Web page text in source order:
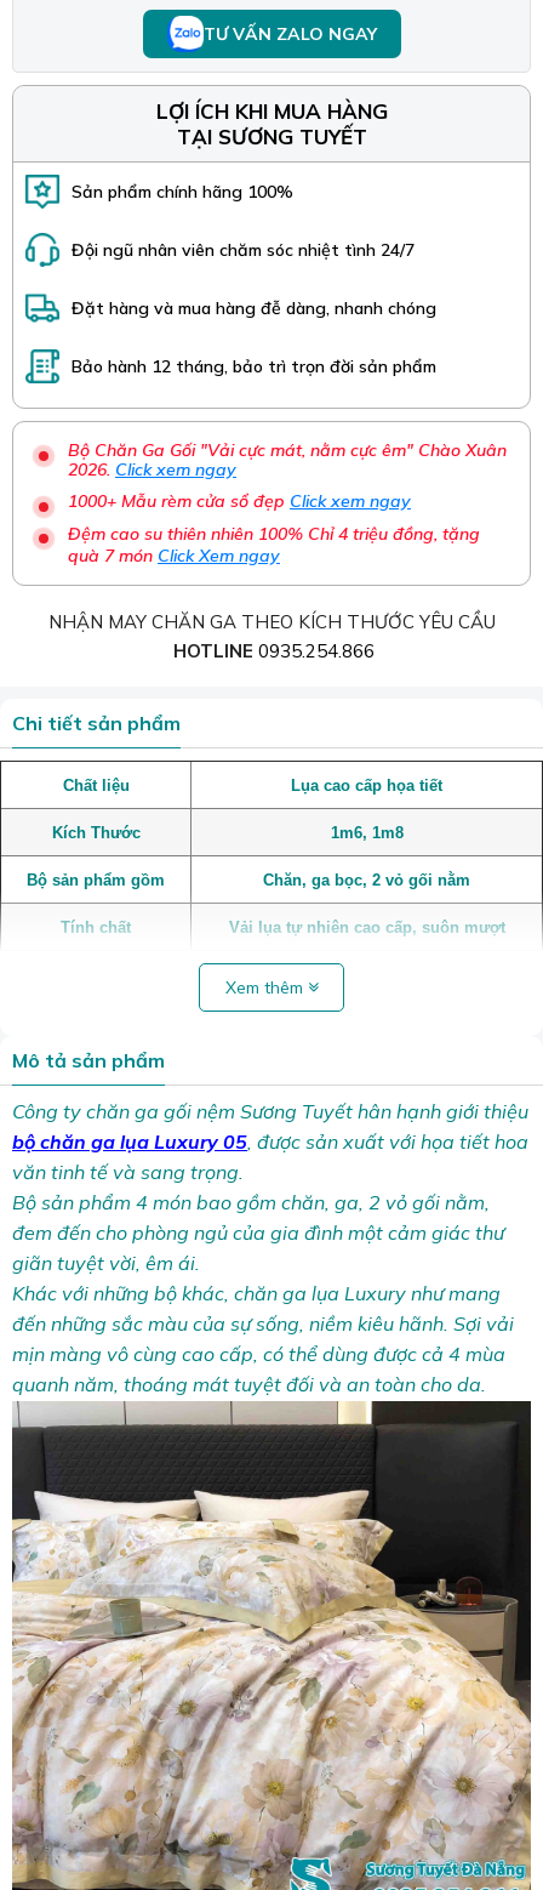
TƯ VẤN ZALO NGAY
LỢI ÍCH KHI MUA HÀNG
TẠI SƯƠNG TUYẾT
Sản phẩm chính hãng 100%
Đội ngũ nhân viên chăm sóc nhiệt tình 24/7
Đặt hàng và mua hàng đễ dàng, nhanh chóng
Bảo hành 12 tháng, bảo trì trọn đời sản phẩm
Bộ Chăn Ga Gối "Vải cực mát, nằm cực êm" Chào Xuân
2026. Click xem ngay
1000+ Mẫu rèm cửa sổ đẹp Click xem ngay
Đệm cao su thiên nhiên 100% Chỉ 4 triệu đồng, tặng
quà 7 món Click Xem ngay
NHẬN MAY CHĂN GA THEO KÍCH THƯỚC YÊU CẦU
HOTLINE 0935.254.866
Chi tiết sản phẩm
Chất liệu Lụa cao cấp họa tiết
Kích Thước 1m6, 1m8
Bộ sản phẩm gồm Chăn, ga bọc, 2 vỏ gối nằm
Tính chất Vải lụa tự nhiên cao cấp, suôn mượt
Xem thêm
Mô tả sản phẩm
Công ty chăn ga gối nệm Sương Tuyết hân hạnh giới thiệu
bộ chăn ga lụa Luxury 05, được sản xuất với họa tiết hoa
văn tinh tế và sang trọng.
Bộ sản phẩm 4 món bao gồm chăn, ga, 2 vỏ gối nằm,
đem đến cho phòng ngủ của gia đình một cảm giác thư
giãn tuyệt vời, êm ái.
Khác với những bộ khác, chăn ga lụa Luxury như mang
đến những sắc màu của sự sống, niềm kiêu hãnh. Sợi vải
mịn màng vô cùng cao cấp, có thể dùng được cả 4 mùa
quanh năm, thoáng mát tuyệt đối và an toàn cho da.